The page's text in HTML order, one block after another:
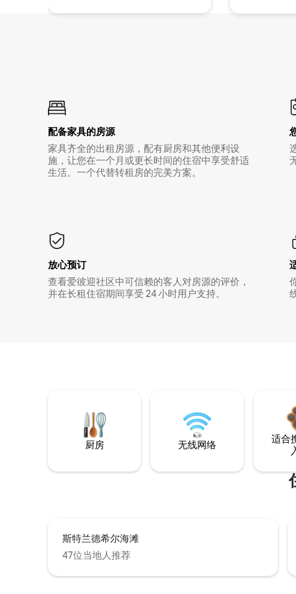
配备家具的房源
家具齐全的出租房源，配有厨房和其他便利设
施，让您在一个月或更长时间的住宿中享受舒适
生活。一个代替转租房的完美方案。
放心预订
查看爱彼迎社区中可信赖的客人对房源的评价，
并在长租住宿期间享受 24 小时用户支持。
厨房 无线网络
适合
斯特兰德希尔海滩
47位当地人推荐